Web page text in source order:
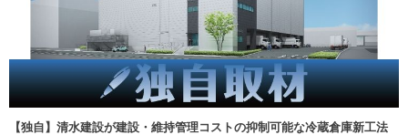
【独自】清水建設が建設・維持管理コストの抑制可能な冷蔵倉庫新工法